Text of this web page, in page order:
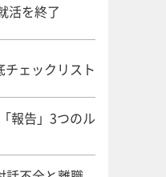
活を終了
ェックリスト
報告」3つのル